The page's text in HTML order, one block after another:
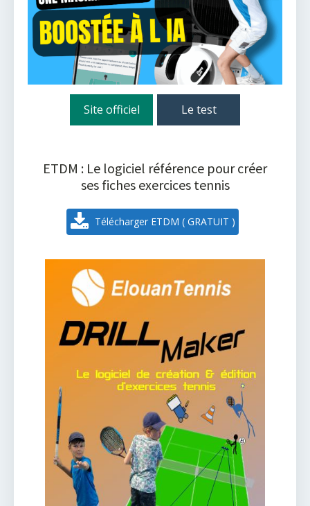
Site officiel Le test
ETDM : Le logiciel référence pour créer
ses fiches exercices tennis
Télécharger ETDM ( GRATUIT )